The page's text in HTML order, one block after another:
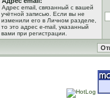
Адрес email, связанный с вашей
учётной записью. Если вы не
изменили его в Личном разделе,
то это адрес e-mail, указанный
вами при регистрации.